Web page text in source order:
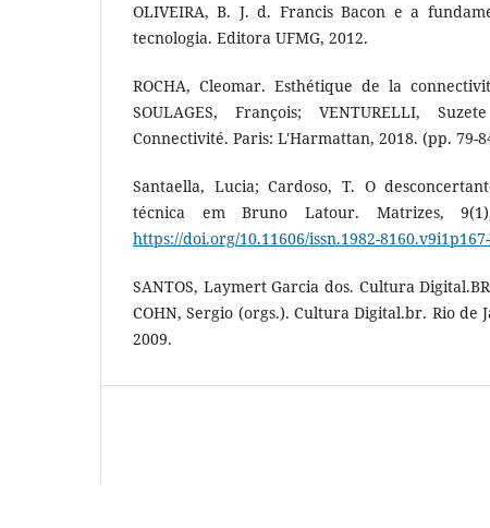
OLIVEIRA, B. J. d. Francis Bacon e a
tecnologia. Editora UFMG, 2012.
ROCHA, Cleomar. Esthétique de la
SOULAGES, François; VENTURELLI,
Connectivité. Paris: L'Harmattan, 2018. (pp. 79-
Santaella, Lucia; Cardoso, T. O
técnica em Bruno Latour. Matrizes,
https://doi.org/10.11606/issn.1982-
SANTOS, Laymert Garcia dos. Cultura
COHN, Sergio (orgs.). Cultura Digital.br. Rio de
2009.